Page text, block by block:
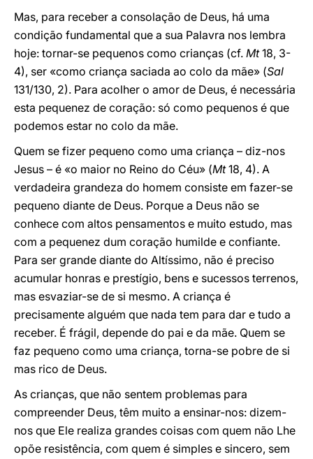
Mas, para receber a consolação de Deus, há uma
condição fundamental que a sua Palavra nos lembra
hoje: tornar-se pequenos como crianças (cf. Mt18, 3-
4), ser «como criança saciada ao colo da mãe» (Sal
131/130, 2). Para acolher o amor de Deus, é necessária
esta pequenez de coração: só como pequenos é que
podemos estar no colo da mãe.
Quem se fizer pequeno como uma criança – diz-nos
Jesus – é «o maior no Reino do Céu» (Mt18, 4). A
verdadeira grandeza do homem consiste em fazer-se
pequeno diante de Deus. Porque a Deus não se
conhece com altos pensamentos e muito estudo, mas
com a pequenez dum coração humilde e confiante.
Para ser grande diante do Altíssimo, não é preciso
acumular honras e prestígio, bens e sucessos terrenos,
mas esvaziar-se de si mesmo. A criança é
precisamente alguém que nada tem para dar e tudo a
receber. É frágil, depende do pai e da mãe. Quem se
faz pequeno como uma criança, torna-se pobre de si
mas rico de Deus.
As crianças, que não sentem problemas para
compreender Deus, têm muito a ensinar-nos: dizem-
nos que Ele realiza grandes coisas com quem não Lhe
opõe resistência, com quem é simples e sincero, sem